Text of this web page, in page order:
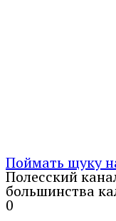
Поймать щуку
Полесский
большинства
0